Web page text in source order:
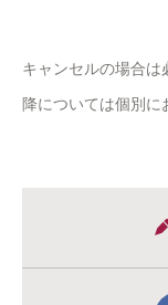
キャンセルの場合は
降については個別に